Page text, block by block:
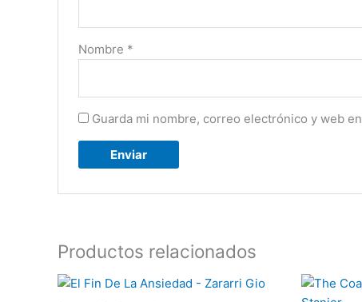
Nombre *
Guarda mi nombre, correo electrónico y web
Productos relacionados